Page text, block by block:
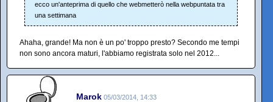
ecco un'anteprima di quello che webmetterò nella webpuntata tra
una settimana
Ahaha, grande! Ma non è un po' troppo presto? Secondo me tempi
non sono ancora maturi, l'abbiamo registrata solo nel 2012...
Marok 05/03/2014, 14:33